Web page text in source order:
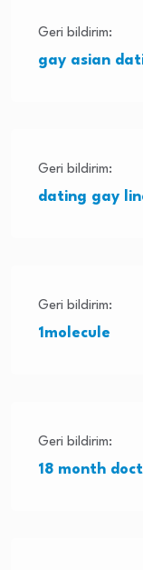
Geri bildirim:
gay asian
Geri bildirim:
dating gay
Geri bildirim:
1molecule
Geri bildirim:
18 month